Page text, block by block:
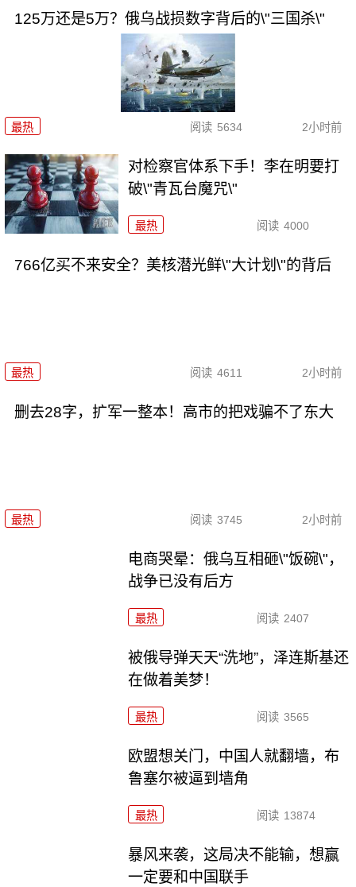
125万还是5万？俄乌战损数字背后的\"三国杀\"
最热 阅读 5634 2小时前
对检察官体系下手！李在明要打
破\"青瓦台魔咒\"
最热 阅读 4000
766亿买不来安全？美核潜光鲜\"大计划\"的背后
最热 阅读 4611 2小时前
删去28字，扩军一整本！高市的把戏骗不了东大
最热 阅读 3745 2小时前
电商哭晕：俄乌互相砸\"饭碗\"，
战争已没有后方
最热 阅读 2407
被俄导弹天天“洗地”，泽连斯基还
在做着美梦！
最热 阅读 3565
欧盟想关门，中国人就翻墙，布
鲁塞尔被逼到墙角
最热 阅读 13874
暴风来袭，这局决不能输，想赢
一定要和中国联手